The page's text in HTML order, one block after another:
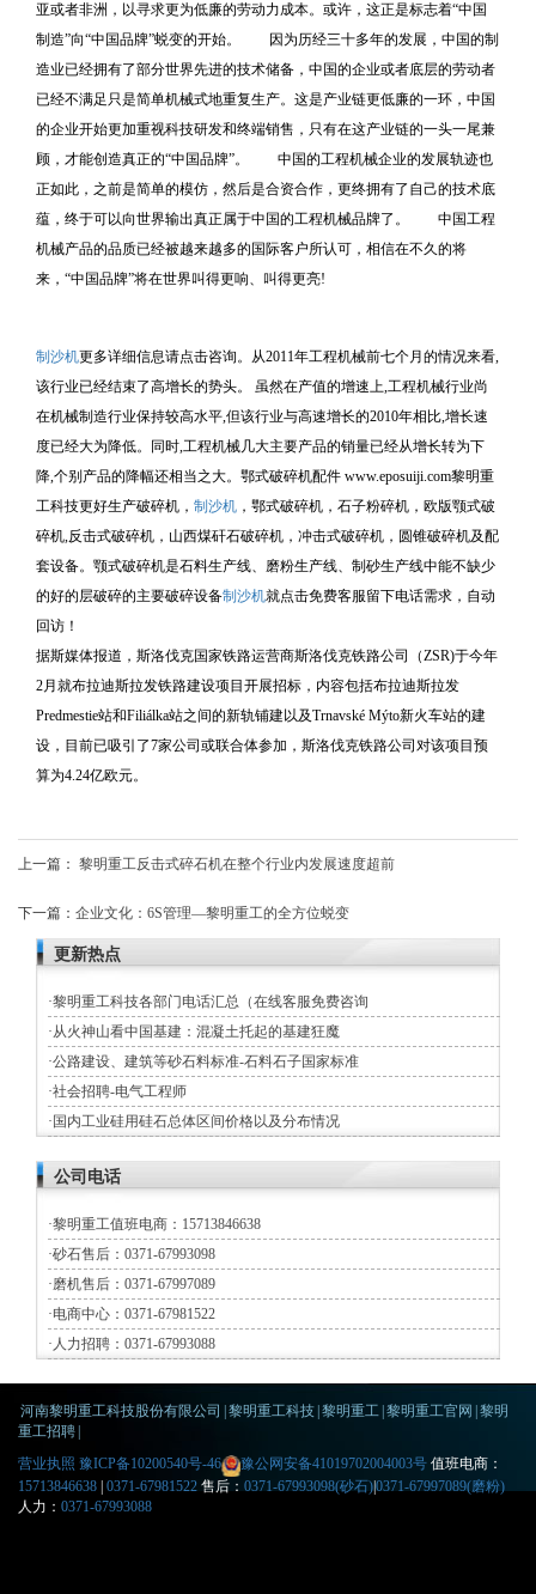
亚或者非洲，以寻求更为低廉的劳动力成本。或许，这正是标志着“中国
制造”向“中国品牌”蜕变的开始。 因为历经三十多年的发展，中国的制
造业已经拥有了部分世界先进的技术储备，中国的企业或者底层的劳动者
已经不满足只是简单机械式地重复生产。这是产业链更低廉的一环，中国
的企业开始更加重视科技研发和终端销售，只有在这产业链的一头一尾兼
顾，才能创造真正的“中国品牌”。 中国的工程机械企业的发展轨迹也
正如此，之前是简单的模仿，然后是合资合作，更终拥有了自己的技术底
蕴，终于可以向世界输出真正属于中国的工程机械品牌了。 中国工程
机械产品的品质已经被越来越多的国际客户所认可，相信在不久的将
来，“中国品牌”将在世界叫得更响、叫得更亮!
制沙机更多详细信息请点击咨询。从2011年工程机械前七个月的情况来看,
该行业已经结束了高增长的势头。 虽然在产值的增速上,工程机械行业尚
在机械制造行业保持较高水平,但该行业与高速增长的2010年相比,增长速
度已经大为降低。同时,工程机械几大主要产品的销量已经从增长转为下
降,个别产品的降幅还相当之大。鄂式破碎机配件 www.eposuiji.com黎明重
工科技更好生产破碎机， 制沙机 ，鄂式破碎机，石子粉碎机，欧版颚式破
碎机,反击式破碎机，山西煤矸石破碎机，冲击式破碎机，圆锥破碎机及配
套设备。颚式破碎机是石料生产线、磨粉生产线、制砂生产线中能不缺少
的好的层破碎的主要破碎设备制沙机就点击免费客服留下电话需求，自动
回访！
据斯媒体报道，斯洛伐克国家铁路运营商斯洛伐克铁路公司（ZSR)于今年
2月就布拉迪斯拉发铁路建设项目开展招标，内容包括布拉迪斯拉发
Predmestie站和Filiálka站之间的新轨铺建以及Trnavské Mýto新火车站的建
设，目前已吸引了7家公司或联合体参加，斯洛伐克铁路公司对该项目预
算为4.24亿欧元。
上一篇： 黎明重工反击式碎石机在整个行业内发展速度超前
下一篇： 企业文化：6S管理—黎明重工的全方位蜕变
更新热点
·黎明重工科技各部门电话汇总（在线客服免费咨询
·从火神山看中国基建：混凝土托起的基建狂魔
·公路建设、建筑等砂石料标准-石料石子国家标准
·社会招聘-电气工程师
· 国内工业硅用硅石总体区间价格以及分布情况
公司电话
·黎明重工值班电商：15713846638
·砂石售后：0371-67993098
·磨机售后：0371-67997089
·电商中心：0371-67981522
· 人力招聘：0371-67993088
河南黎明重工科技股份有限公司 黎明重工科技 黎明重工 黎明重工官网 黎明
重工招聘
营业执照 豫ICP备10200540号-46 豫公网安备41019702004003号 值班电商：
15713846638 | 0371-67981522 售后： 0371-67993098(砂石)|0371-67997089(磨粉)
人力： 0371-67993088